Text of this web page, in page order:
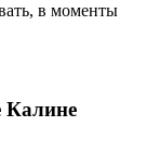
в моменты
Калине